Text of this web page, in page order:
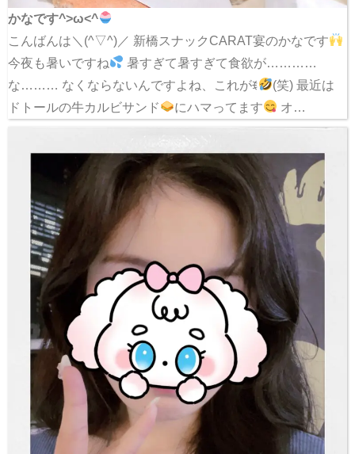
かなです^>ω<^
こんばんは＼(^▽^)／ 新橋スナックCARAT宴のかなです
今夜も暑いですね
暑すぎて暑すぎて食欲が…………
な……… なくならないんですよね、これがꉂ
(笑) 最近は
ドトールの牛カルビサンド
にハマってます オ…